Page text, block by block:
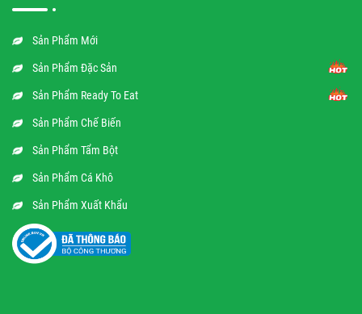
Sản Phẩm Mới
Sản Phẩm Đặc Sản
Sản Phẩm Ready To Eat
Sản Phẩm Chế Biến
Sản Phẩm Tẩm Bột
Sản Phẩm Cá Khô
Sản Phẩm Xuất Khẩu